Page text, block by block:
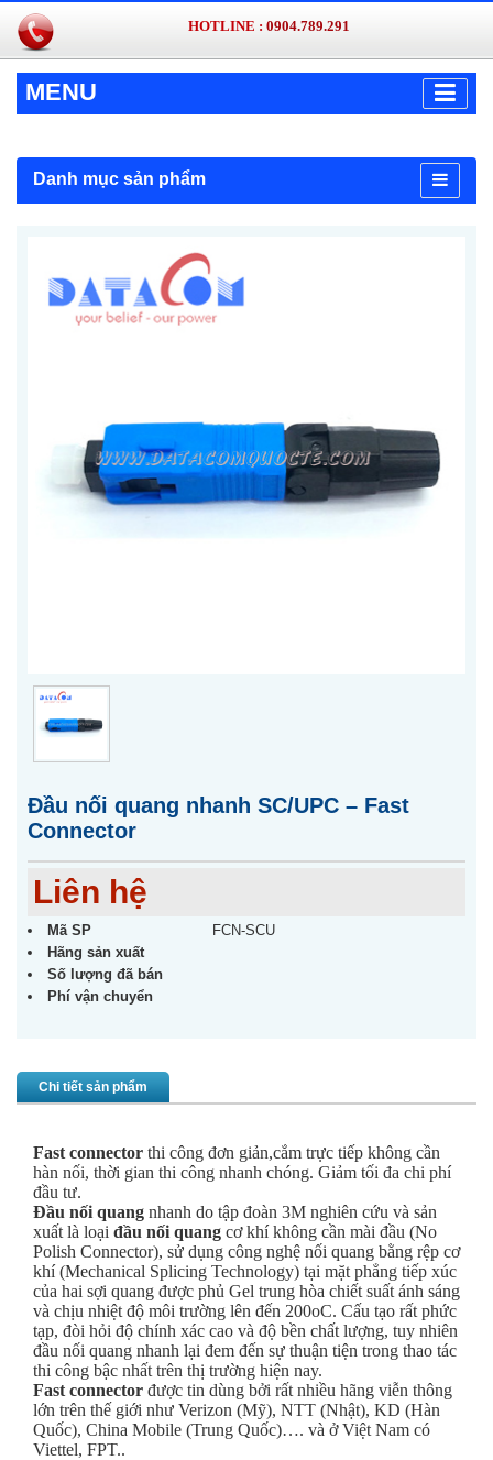
HOTLINE : 0904.789.291
MENU
Danh mục sản phẩm
Đầu nối quang nhanh SC/UPC – Fast
Connector
Liên hệ
Mã SP
FCN-SCU
Hãng sản xuất
Số lượng đã bán
Phí vận chuyển
Chi tiết sản phẩm
Fast connector thi công đơn giản,cắm trực tiếp không cần
hàn nối, thời gian thi công nhanh chóng. Giảm tối đa chi phí
đầu tư.
Đầu nối quang nhanh do tập đoàn 3M nghiên cứu và sản
xuất là loại đầu nối quang cơ khí không cần mài đầu (No
Polish Connector), sử dụng công nghệ nối quang bằng rệp cơ
khí (Mechanical Splicing Technology) tại mặt phẳng tiếp xúc
của hai sợi quang được phủ Gel trung hòa chiết suất ánh sáng
và chịu nhiệt độ môi trường lên đến 200oC. Cấu tạo rất phức
tạp, đòi hỏi độ chính xác cao và độ bền chất lượng, tuy nhiên
đầu nối quang nhanh lại đem đến sự thuận tiện trong thao tác
thi công bậc nhất trên thị trường hiện nay.
Fast connector được tin dùng bởi rất nhiều hãng viễn thông
lớn trên thế giới như Verizon (Mỹ), NTT (Nhật), KD (Hàn
Quốc), China Mobile (Trung Quốc)…. và ở Việt Nam có
Viettel, FPT..